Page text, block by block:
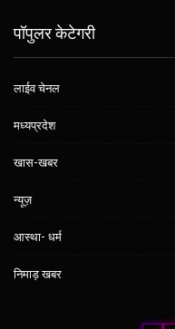
पॉपुलर केटेगरी
लाईव चेनल
मध्यप्रदेश
खास-खबर
न्यूज़
आस्था- धर्म
निमाड़ खबर